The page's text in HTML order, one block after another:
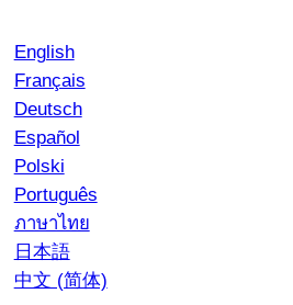
English
Français
Deutsch
Español
Polski
Português
ภาษาไทย
日本語
中文 (简体)